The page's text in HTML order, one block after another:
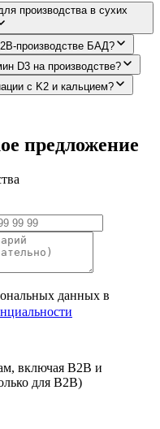
производства в сухих
производстве БАД?
D3 на производстве?
с K2 и кальцием?
предложение
данных в
включая B2B и
для B2B)